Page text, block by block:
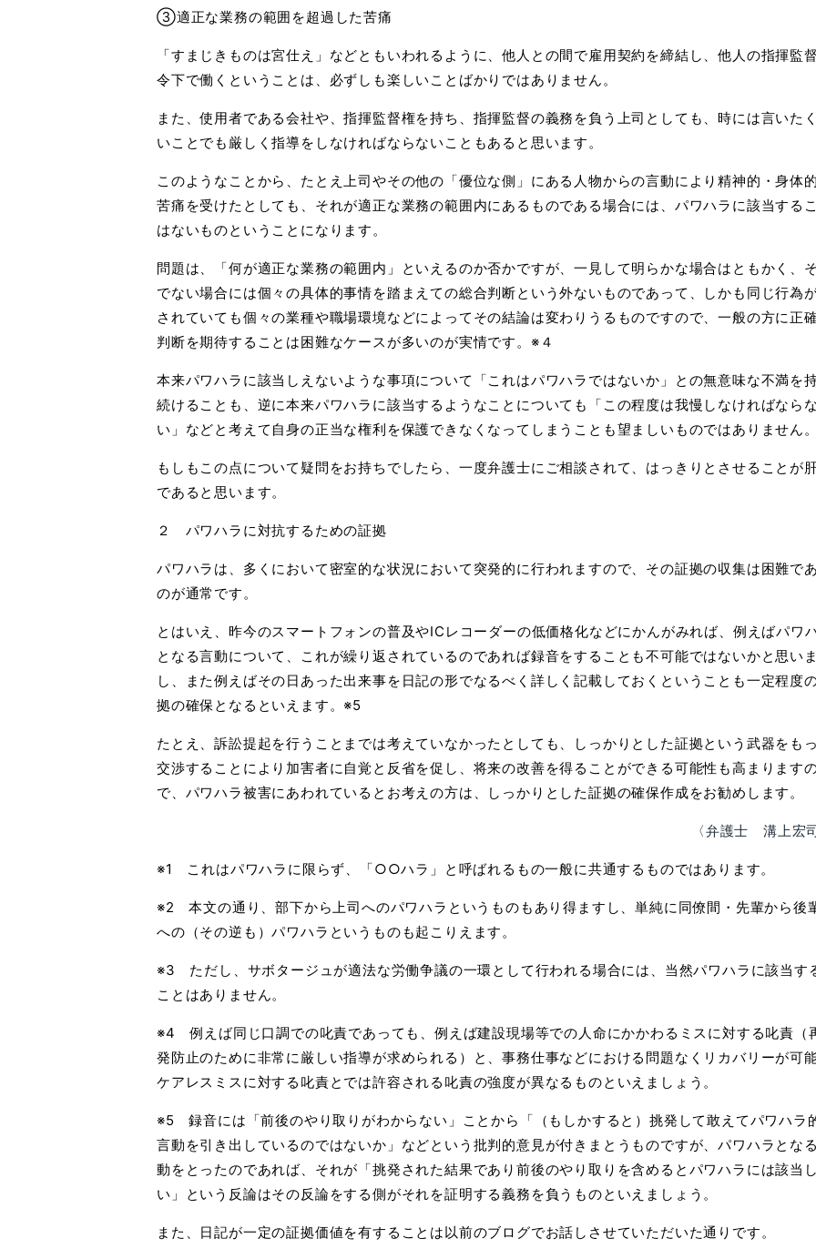
③適正な業務の範囲を超過した苦痛
「すまじきものは宮仕え」などともいわれるように、他人との間で雇用契約を締結し、他人の指揮監
令下で働くということは、必ずしも楽しいことばかりではありません。
また、使用者である会社や、指揮監督権を持ち、指揮監督の義務を負う上司としても、時には言いた
いことでも厳しく指導をしなければならないこともあると思います。
このようなことから、たとえ上司やその他の「優位な側」にある人物からの言動により精神的・身体
苦痛を受けたとしても、それが適正な業務の範囲内にあるものである場合には、パワハラ に該当する
はないものということになります。
問題は、「何が適正な業務の範囲内」といえるのか否かですが、一見して明らかな場合はともかく、
でない場合には個々の具体的事情を踏まえての総合判断という外ないものであって、
しかも同じ行為
されていても個々の業種や職場環境などによってその結論は変わりうるものですので、一般の方に正
判断を期待することは困難なケースが多いのが実情です。※４
本来パワハラに該当しえないような事項について「これはパワハラではないか」との無意味な不満を
続けることも、逆に本来パワハラに該当するようなことについても「この程度は我慢 しなければならな
い」などと考えて自身の正当な権利を保護できなくなってしまうことも望ましい ものではあり ません。
もしもこの点について疑問をお持ちでしたら、一度弁護士にご相談されて、はっきりとさせること が
であると思います。
２ パワハラに対抗するための証拠
パワハラは、多くにおいて密室的な状況において突発的に行われますので、その証拠の収集は困難で
のが通常です。
とはいえ、昨今のスマートフォンの普及やICレコーダーの低価格化などにかんがみれば、例えばパワ
となる言動について、これが繰り返されているのであれば録音をすることも不可能ではないかと思い
し、また例えばその日あった出来事を日記の形でなるべく詳しく記載しておくということも一定程度
拠の確保となるといえます。※5
たとえ、訴訟提起を行うことまでは考えていなかったとしても、しっかりとした証拠という武器を もっ
交渉することにより加害者に自覚と反省を促し、将来の改善を得ることができる可能性も高まります
で、パワハラ被害にあわれているとお考えの方は、しっかりとした証拠の確保作成をお勧めします。
〈弁護士 溝上宏司
※1 これはパワハラに限らず、「○○ハラ」と呼ばれるもの一般に共通するものではあります。
※2 本文の通り、部下から上司へのパワハラというものもあり得ますし、単純に同僚間・先輩から後
への （その逆も）パワハラというものも起こりえます。
※3 ただし、サボタージュが適法な労働争議の一環として行われる場合には、当然パワハラに該当す
こと はありません。
※4 例えば同じ口調での叱責であっても、例えば建設現場等での人命にかかわるミスに対する叱責 （
発防止のために非常に厳しい指導が求められる）と、事務仕事などにおける問題なくリカバリーが可
ケアレス ミスに対する叱責とでは許容される叱責の強度が異なるものといえましょう。
※5 録音には「前後のやり取りがわからない」ことから「（もしかすると）挑発して敢えてパワハラ
言動を引き出しているのではないか」などという批判的意見が付きまとうものですが、パワハラ となる
動をとったのであれば、それが「挑発された結果であり前後のやり取りを含めるとパワハラ には該当
い」という反論はその反論をする側がそれを証明する義務を負うものといえましょう。
また、日記が一定の証拠価値を有することは以前のブログでお話しさせていただいた通りです。